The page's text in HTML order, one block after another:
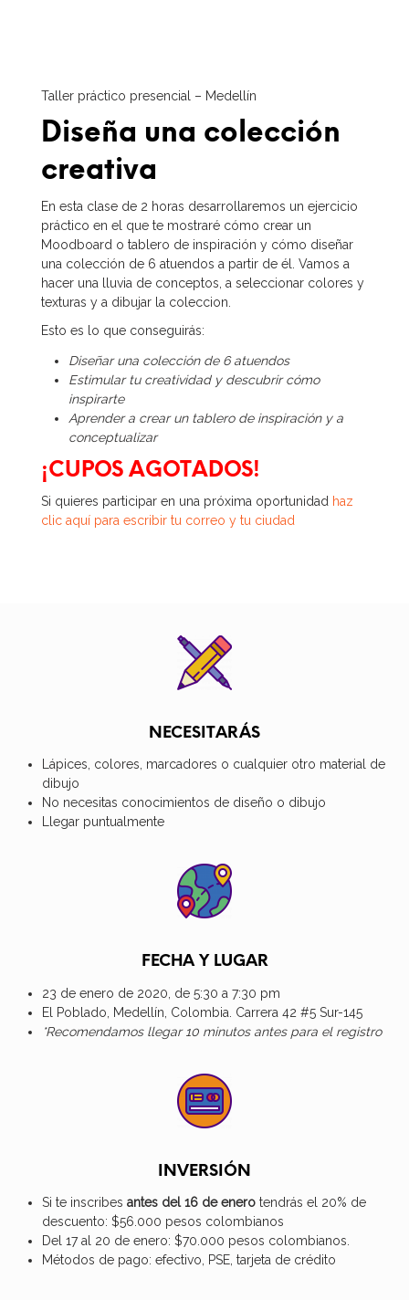
Taller práctico presencial – Medellín
Diseña una colección
creativa
En esta clase de 2 horas desarrollaremos un ejercicio
práctico en el que te mostraré cómo crear un
Moodboard o tablero de inspiración y cómo diseñar
una colección de 6 atuendos a partir de él. Vamos a
hacer una lluvia de conceptos, a seleccionar colores y
texturas y a dibujar la coleccion.
Esto es lo que conseguirás:
Diseñar una colección de 6 atuendos
Estimular tu creatividad y descubrir cómo
inspirarte
Aprender a crear un tablero de inspiración y a
conceptualizar
¡CUPOS AGOTADOS!
Si quieres participar en una próxima oportunidad haz
clic aquí para escribir tu correo y tu ciudad
NECESITARÁS
Lápices, colores, marcadores o cualquier otro material de
dibujo
No necesitas conocimientos de diseño o dibujo
Llegar puntualmente
FECHA Y LUGAR
23 de enero de 2020, de 5:30 a 7:30 pm
El Poblado, Medellín, Colombia. Carrera 42 #5 Sur-145
*Recomendamos llegar 10 minutos antes para el registro
INVERSIÓN
Si te inscribes antes del 16 de enerotendrás el 20% de
descuento: $56.000 pesos colombianos
Del 17 al 20 de enero: $70.000 pesos colombianos.
Métodos de pago: efectivo, PSE, tarjeta de crédito